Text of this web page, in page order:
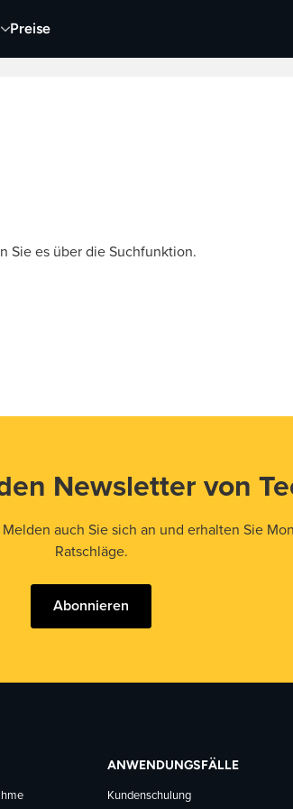
Preise
Visueller Content
Sie es über die Suchfunktion.
Newsletter von
auch Sie sich an und erhalten Sie
Ratschläge.
Abonnieren
ANWENDUNGSFÄLLE
Kundenschulung